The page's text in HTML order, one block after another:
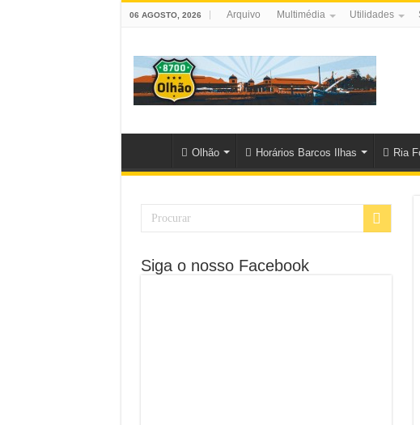
06 AGOSTO, 2026 Arquivo Multimédia Utilidades
Olhão Horários Barcos Ilhas Ria
Siga o nosso Facebook